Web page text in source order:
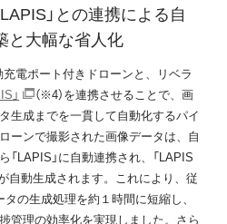
」との連携による自
と大幅な省人化
電ポート付きドローンと、リベラ
」
（※4）を連携させることで、画
生成までを一貫して自動化するパイ
ーンで撮影された画像データは、自
LAPIS」に自動連携され、「LAPIS
自動生成されます。これにより、従
の生成処理を約１時間に短縮し、
管理の効率化を実現しました。さら